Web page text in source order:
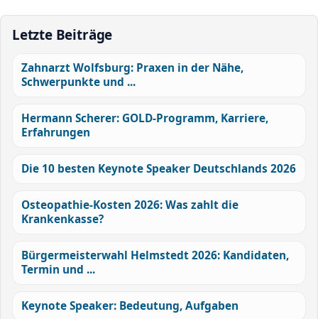
Letzte Beiträge
Zahnarzt Wolfsburg: Praxen in der Nähe,
Schwerpunkte und ...
Hermann Scherer: GOLD-Programm, Karriere,
Erfahrungen
Die 10 besten Keynote Speaker Deutschlands 2026
Osteopathie-Kosten 2026: Was zahlt die
Krankenkasse?
Bürgermeisterwahl Helmstedt 2026: Kandidaten,
Termin und ...
Keynote Speaker: Bedeutung, Aufgaben